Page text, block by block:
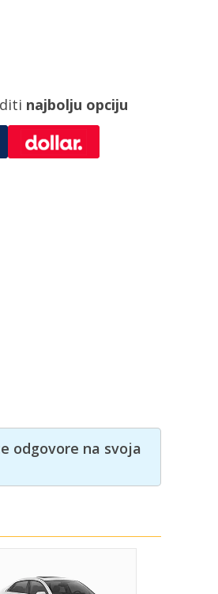
najbolju opciju
odgovore na svoja